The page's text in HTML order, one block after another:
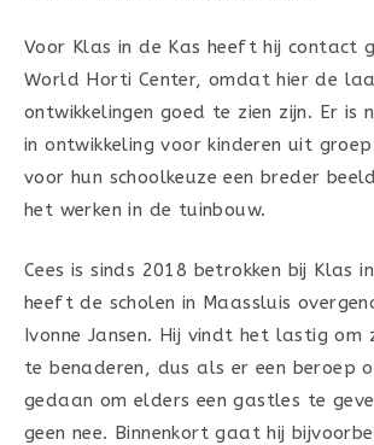
Voor Klas in de Kas heeft hij contact
World Horti Center, omdat hier de
ontwikkelingen goed te zien zijn. Er is
in ontwikkeling voor kinderen uit
voor hun schoolkeuze een breder
het werken in de tuinbouw.
Cees is sinds 2018 betrokken bij Klas
heeft de scholen in Maassluis
Ivonne Jansen. Hij vindt het lastig om
te benaderen, dus als er een beroep
gedaan om elders een gastles te
geen nee. Binnenkort gaat hij